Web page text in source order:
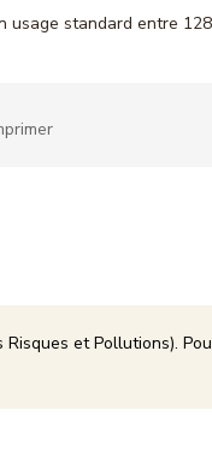
standard entre
et Pollutions).